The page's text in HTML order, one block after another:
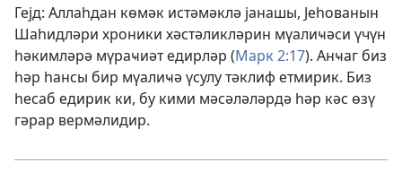
Гејд: Аллаһдан көмәк истәмәклә јанашы, Јеһованын
Шаһидләри хроники хәстәликләрин мүалиҹәси үчүн
һәкимләрә мүраҹиәт едирләр (Марк 2:17). Анҹаг биз
һәр һансы бир мүалиҹә үсулу тәклиф етмирик. Биз
һесаб едирик ки, бу кими мәсәләләрдә һәр кәс өзү
гәрар вермәлидир.